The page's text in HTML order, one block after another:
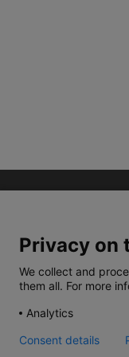
Privacy on
We collect and
them all. For more
Analytics
Consent details